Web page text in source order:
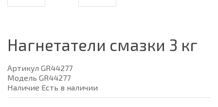
Нагнетатели смазки 3 кг
Артикул GR44277
Модель GR44277
Наличие Есть в наличии